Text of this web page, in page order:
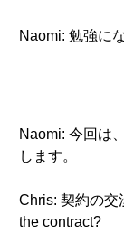
Naomi: 勉強に
Naomi: 今回は
します。
Chris: 契約の交
the contract?